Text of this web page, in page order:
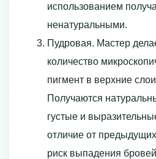
использованием
ненатуральными.
Пудровая. Мастер
количество
пигмент в верхние
Получаются
густые и
отличие от
риск выпадения